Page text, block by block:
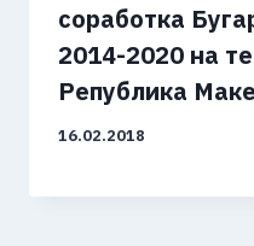
соработка
2014-2020 на
Република
16.02.2018